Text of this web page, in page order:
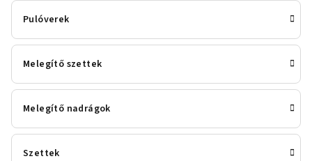
Pulóverek
Melegítő szettek
Melegítő nadrágok
Szettek